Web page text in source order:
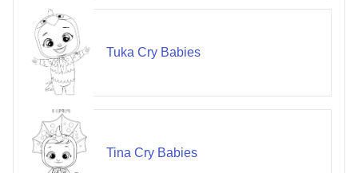
Tuka Cry Babies
Tina Cry Babies